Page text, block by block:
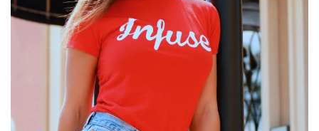
Однако это не остановило ее от решения
сделать пластику. Бэби-фейс, распахнутый
взгляд и идеальная стройная фигура, —
всего этого девушке было недостаточно,
чтобы считать себя совершенством.
Рассказываем, что она изменила в себе и
как выглядит сегодня.